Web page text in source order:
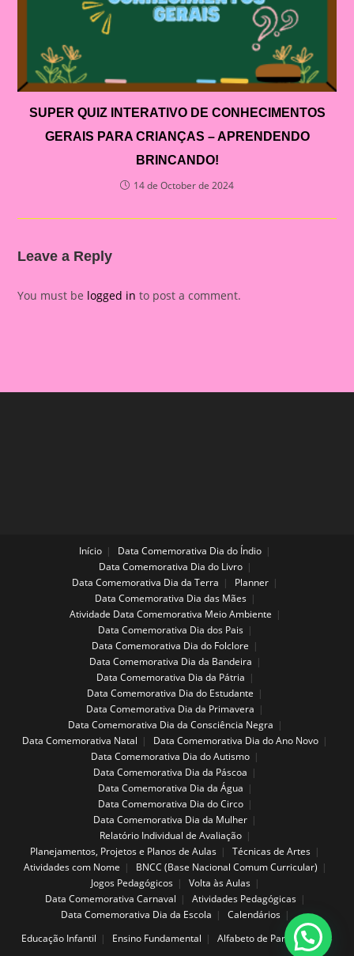
SUPER QUIZ INTERATIVO DE CONHECIMENTOS
GERAIS PARA CRIANÇAS – APRENDENDO
BRINCANDO!
14 de October de 2024
Leave a Reply
You must be logged in to post a comment.
Início
Data Comemorativa Dia do Índio
Data Comemorativa Dia do Livro
Data Comemorativa Dia da Terra
Planner
Data Comemorativa Dia das Mães
Atividade Data Comemorativa Meio Ambiente
Data Comemorativa Dia dos Pais
Data Comemorativa Dia do Folclore
Data Comemorativa Dia da Bandeira
Data Comemorativa Dia da Pátria
Data Comemorativa Dia do Estudante
Data Comemorativa Dia da Primavera
Data Comemorativa Dia da Consciência Negra
Data Comemorativa Natal
Data Comemorativa Dia do Ano Novo
Data Comemorativa Dia do Autismo
Data Comemorativa Dia da Páscoa
Data Comemorativa Dia da Água
Data Comemorativa Dia do Circo
Data Comemorativa Dia da Mulher
Relatório Individual de Avaliação
Planejamentos, Projetos e Planos de Aulas
Técnicas de Artes
Atividades com Nome
BNCC (Base Nacional Comum Curricular)
Jogos Pedagógicos
Volta às Aulas
Data Comemorativa Carnaval
Atividades Pedagógicas
Data Comemorativa Dia da Escola
Calendários
Educação Infantil
Ensino Fundamental Alfabeto de Parede